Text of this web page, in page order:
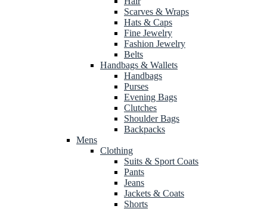
Scarves & Wraps
Hats & Caps
Fine Jewelry
Fashion Jewelry
Belts
Handbags & Wallets
Handbags
Purses
Evening Bags
Clutches
Shoulder Bags
Backpacks
Mens
Clothing
Suits & Sport Coats
Pants
Jeans
Jackets & Coats
Shorts